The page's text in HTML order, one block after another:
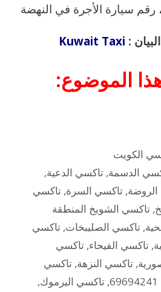
سيارة الأجرة في النهضة
:
Kuwait Taxi
الموضوع:
الدسمة,تاكسي الدعية,
, تاكسي السرة, تاكسي
, تاكسي الشويخ المنطقة
, تاكسي الصليبخات, تاكسي
, تاكسي الفيحاء, تاكسي
, تاكسي النزهة, تاكسي
, تاكسي اليرموك,